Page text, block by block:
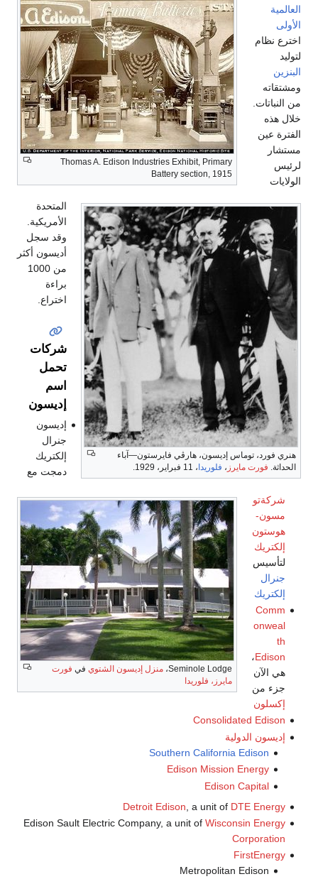
Thomas A. Edison Industries Exhibit, Primary
Battery section, 1915
هنري فورد، توماس إديسون، هارڤي فايرستون—آباء
الحداثة. فورت مايرز ، فلوريدا ، 11 فبراير، 1929.
Seminole Lodge، منزل إديسون الشتوي في فورت
مايرز، فلوريدا
العالمية
الأولى
اخترع نظام
لتوليد
البنزين
ومشتقاته
من النباتات.
خلال هذه
الفترة عين
مستشار
لرئيس
الولايات
المتحدة
الأمريكية.
وقد سجل
أديسون أكثر
من 1000
براءة
اختراع.
شركات
تحمل
اسم
إديسون
إديسون
جنرال
إلكتريك
دمجت مع
شركةتو
مسون-
هوستون
إلكتريك
لتأسيس
جنرال
إلكتريك
Comm
onweal
th
Edison،
هي الآن
جزء من
إكسلون
Consolidated Edison
إديسون الدولية
Southern California Edison
Edison Mission Energy
Edison Capital
Detroit Edison , a unit of DTE Energy
Edison Sault Electric Company, a unit of Wisconsin Energy
Corporation
FirstEnergy
Metropolitan Edison